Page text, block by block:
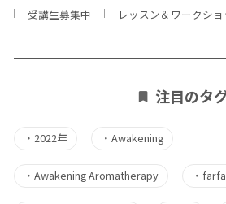
受講生募集中 レッスン＆ワークシ
注目のタ
・ 2022年 ・Awakening
・ Awakening Aromatherapy ・